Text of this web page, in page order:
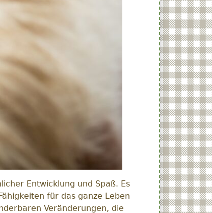
Entwicklung und Spaß. Es
für das ganze Leben
Veränderungen, die